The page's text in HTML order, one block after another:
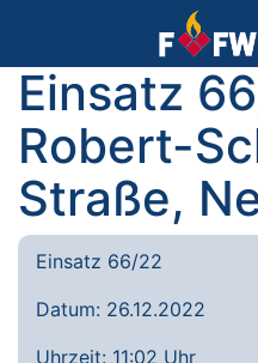
Einsatz
Robert-
Straße,
Einsatz 66/22
Datum: 26.12.2022
Uhrzeit: 11:02 Uhr